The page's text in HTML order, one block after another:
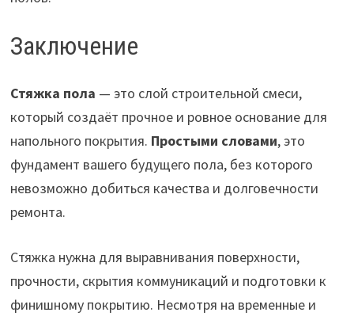
Заключение
Стяжка пола — это слой строительной смеси,
который создаёт прочное и ровное основание для
напольного покрытия. Простыми словами, это
фундамент вашего будущего пола, без которого
невозможно добиться качества и долговечности
ремонта.
Стяжка нужна для выравнивания поверхности,
прочности, скрытия коммуникаций и подготовки к
финишному покрытию. Несмотря на временные и